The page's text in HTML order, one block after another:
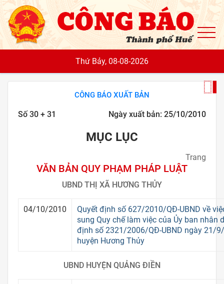
Thứ Bảy, 08-08-2026
CÔNG BÁO XUẤT BẢN
Số 30 + 31 Ngày xuất bản: 25/10/2010
MỤC LỤC
Trang
VĂN BẢN QUY PHẠM PHÁP LUẬT
UBND THỊ XÃ HƯƠNG THỦY
04/10/2010
Quyết định số 627/2010/QĐ-UBND về
sung Quy chế làm việc của Ủy ban nhân
định số 2321/2006/QĐ-UBND ngày 21/
huyện Hương Thủy
UBND HUYỆN QUẢNG ĐIỀN